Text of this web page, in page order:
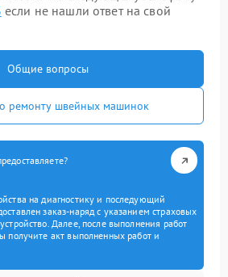
если не нашли ответ на свой
Общие вопросы
ремонту швейных машинок
на диагностику и последующий
заказ-наряд с указанием страховых
Далее, после выполнения работ
получите акт выполненных работ и